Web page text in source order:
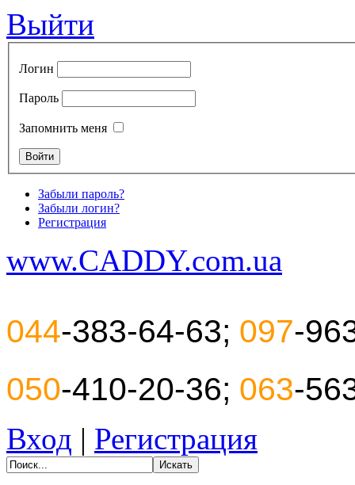
Выйти
Логин
Пароль
Запомнить меня
Забыли пароль?
Забыли логин?
Регистрация
www.CADDY.com.ua
044-383-64-63; 097-
050-410-20-36; 063-
Вход | Регистрация